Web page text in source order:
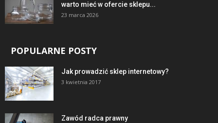
warto mieć w ofercie sklepu...
23 marca 2026
POPULARNE POSTY
Jak prowadzić sklep internetowy?
3 kwietnia 2017
Zawód radca prawny